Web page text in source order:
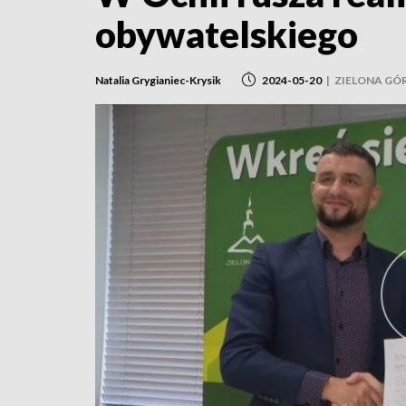
obywatelskiego
Natalia Grygianiec-Krysik 2024-05-20 | ZIELONA